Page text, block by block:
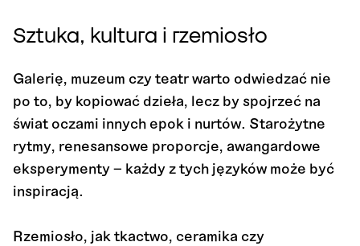
Sztuka, kultura i rzemiosło
Galerię, muzeum czy teatr warto odwiedzać nie
po to, by kopiować dzieła, lecz by spojrzeć na
świat oczami innych epok i nurtów. Starożytne
rytmy, renesansowe proporcje, awangardowe
eksperymenty – każdy z tych języków może być
inspiracją.
Rzemiosło, jak tkactwo, ceramika czy